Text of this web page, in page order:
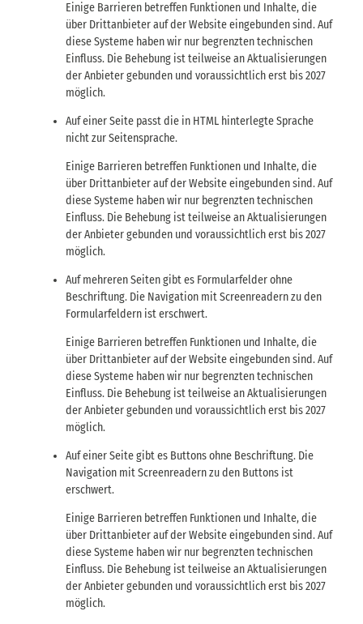
Einige Barrieren betreffen Funktionen und Inhalte, die
über Drittanbieter auf der Website eingebunden sind. Auf
diese Systeme haben wir nur begrenzten technischen
Einfluss. Die Behebung ist teilweise an Aktualisierungen
der Anbieter gebunden und voraussichtlich erst bis 2027
möglich.
Auf einer Seite passt die in HTML hinterlegte Sprache
nicht zur Seitensprache.
Einige Barrieren betreffen Funktionen und Inhalte, die
über Drittanbieter auf der Website eingebunden sind. Auf
diese Systeme haben wir nur begrenzten technischen
Einfluss. Die Behebung ist teilweise an Aktualisierungen
der Anbieter gebunden und voraussichtlich erst bis 2027
möglich.
Auf mehreren Seiten gibt es Formularfelder ohne
Beschriftung. Die Navigation mit Screenreadern zu den
Formularfeldern ist erschwert.
Einige Barrieren betreffen Funktionen und Inhalte, die
über Drittanbieter auf der Website eingebunden sind. Auf
diese Systeme haben wir nur begrenzten technischen
Einfluss. Die Behebung ist teilweise an Aktualisierungen
der Anbieter gebunden und voraussichtlich erst bis 2027
möglich.
Auf einer Seite gibt es Buttons ohne Beschriftung. Die
Navigation mit Screenreadern zu den Buttons ist
erschwert.
Einige Barrieren betreffen Funktionen und Inhalte, die
über Drittanbieter auf der Website eingebunden sind. Auf
diese Systeme haben wir nur begrenzten technischen
Einfluss. Die Behebung ist teilweise an Aktualisierungen
der Anbieter gebunden und voraussichtlich erst bis 2027
möglich.